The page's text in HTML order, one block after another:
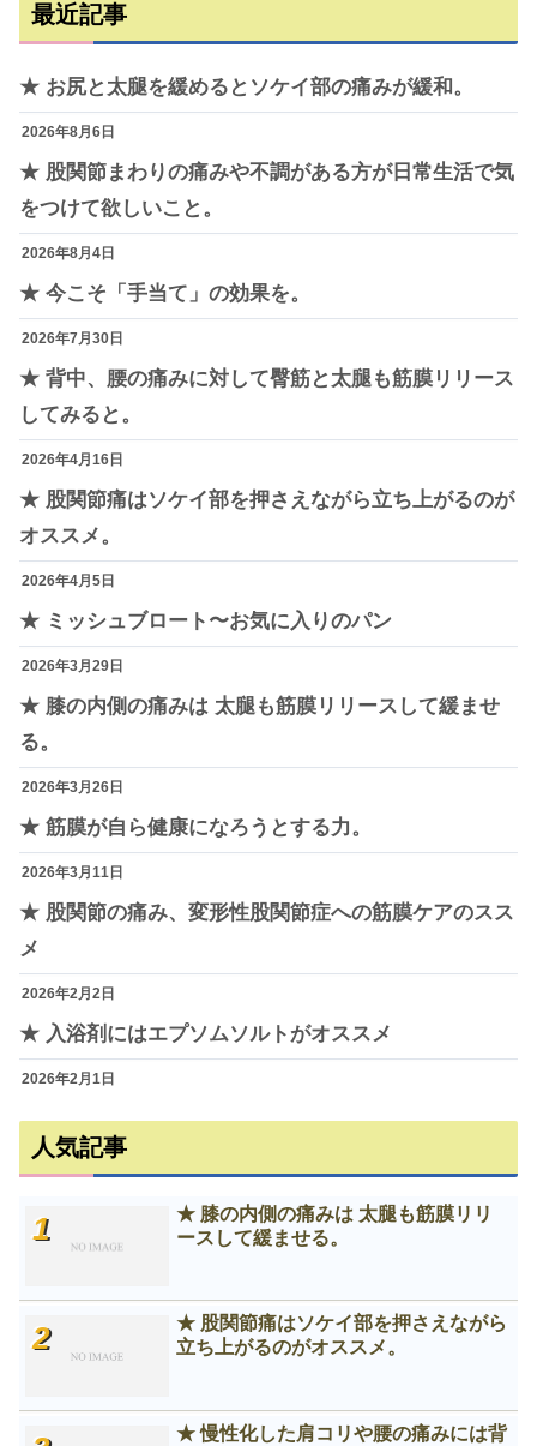
最近記事
★ お尻と太腿を緩めるとソケイ部の痛みが緩和。
2026年8月6日
★ 股関節まわりの痛みや不調がある方が日常生活で気
をつけて欲しいこと。
2026年8月4日
★ 今こそ「手当て」の効果を。
2026年7月30日
★ 背中、腰の痛みに対して臀筋と太腿も筋膜リリース
してみると。
2026年4月16日
★ 股関節痛はソケイ部を押さえながら立ち上がるのが
オススメ。
2026年4月5日
★ ミッシュブロート〜お気に入りのパン
2026年3月29日
★ 膝の内側の痛みは 太腿も筋膜リリースして緩ませ
る。
2026年3月26日
★ 筋膜が自ら健康になろうとする力。
2026年3月11日
★ 股関節の痛み、変形性股関節症への筋膜ケアのスス
メ
2026年2月2日
★ 入浴剤にはエプソムソルトがオススメ
2026年2月1日
人気記事
★ 膝の内側の痛みは 太腿も筋膜リリ
ースして緩ませる。
★ 股関節痛はソケイ部を押さえながら
立ち上がるのがオススメ。
★ 慢性化した肩コリや腰の痛みには背